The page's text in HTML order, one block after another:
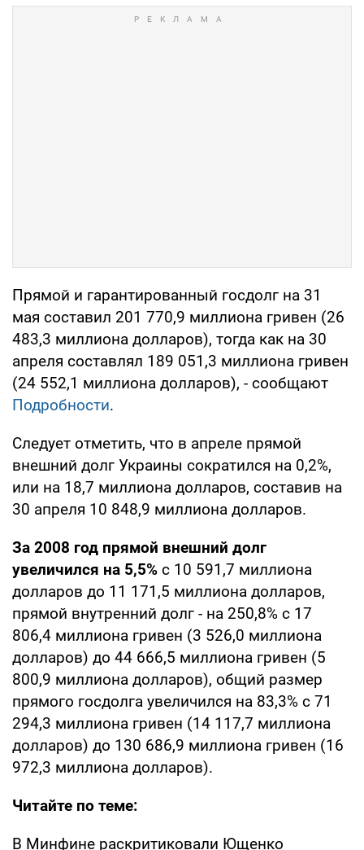
Прямой и гарантированный госдолг на 31
мая составил 201 770,9 миллиона гривен (26
483,3 миллиона долларов), тогда как на 30
апреля составлял 189 051,3 миллиона гривен
(24 552,1 миллиона долларов), - сообщают
Подробности.
Следует отметить, что в апреле прямой
внешний долг Украины сократился на 0,2%,
или на 18,7 миллиона долларов, составив на
30 апреля 10 848,9 миллиона долларов.
За 2008 год прямой внешний долг
увеличился на 5,5% с 10 591,7 миллиона
долларов до 11 171,5 миллиона долларов,
прямой внутренний долг - на 250,8% с 17
806,4 миллиона гривен (3 526,0 миллиона
долларов) до 44 666,5 миллиона гривен (5
800,9 миллиона долларов), общий размер
прямого госдолга увеличился на 83,3% с 71
294,3 миллиона гривен (14 117,7 миллиона
долларов) до 130 686,9 миллиона гривен (16
972,3 миллиона долларов).
Читайте по теме:
В Минфине раскритиковали Ющенко